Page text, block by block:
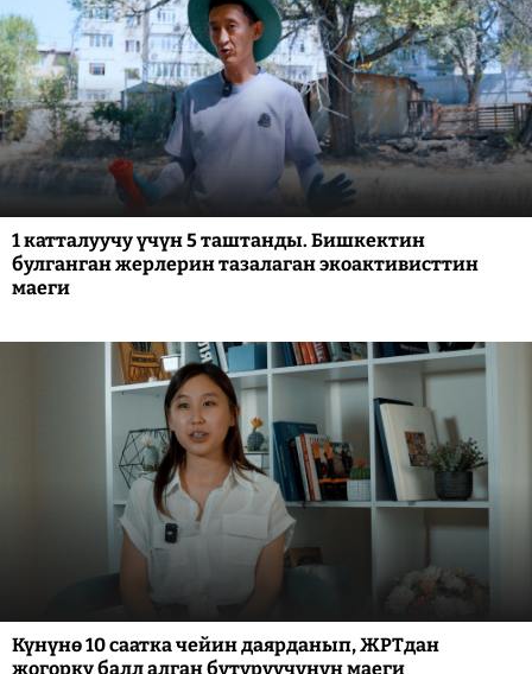
1 катталуучу үчүн 5 таштанды. Бишкектин
булганган жерлерин тазалаган экоактивисттин
маеги
Күнүнө 10 саатка чейин даярданып, ЖРТдан
жогорку балл алган бүтүрүүчүнүн маеги